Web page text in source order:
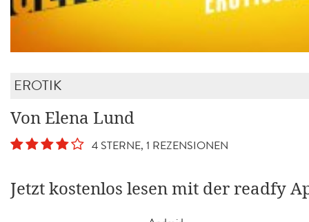
EROTIK
Von Elena Lund
4 STERNE, 1 REZENSIONEN
Jetzt kostenlos lesen mit der readfy